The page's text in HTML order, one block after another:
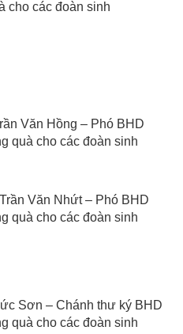
cho các đoàn sinh
Văn Hồng – Phó BHD
quà cho các đoàn sinh
Văn Nhứt – Phó BHD
quà cho các đoàn sinh
Sơn – Chánh thư ký BHD
quà cho các đoàn sinh